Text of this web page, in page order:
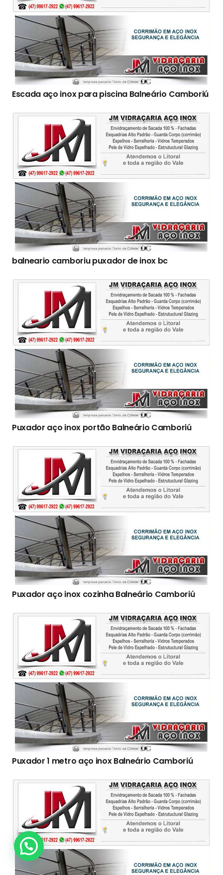
Escada aço inox para piscina Balneário Camboriú
balneario camboriu puxador de inox bc
Puxador aço inox portão Balneário Camboriú
Puxador aço inox cozinha Balneário Camboriú
Puxador 1 metro aço inox Balneário Camboriú
Clique Aqui!